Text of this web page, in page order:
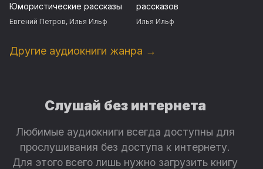
Юмористические рассказы
Евгений Петров, Илья Ильф
рассказов
Илья Ильф
Другие аудиокниги жанра →
Слушай без интернета
Любимые аудиокниги всегда доступны для
прослушивания без доступа к интернету.
Для этого всего лишь нужно загрузить книгу